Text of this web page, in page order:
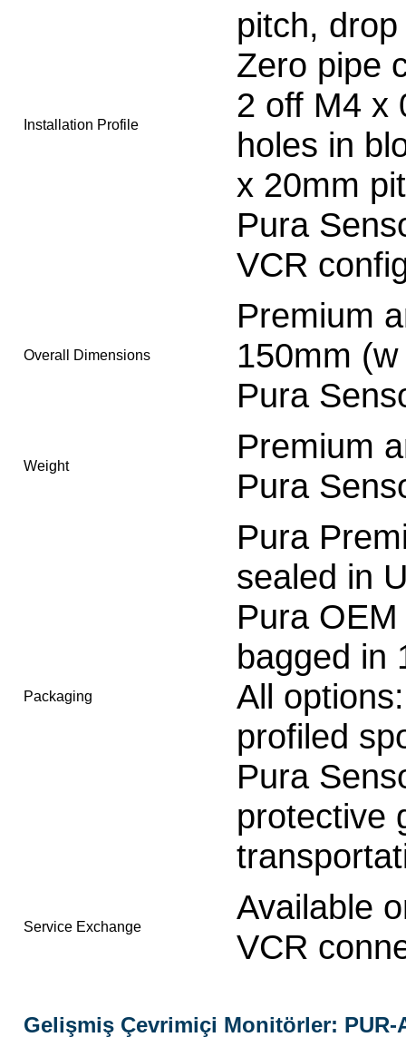
Installation Profile
pitch,
Zero pipe
2 off M4 x
holes in
x 20mm
Pura
VCR
Overall Dimensions
Premium
150mm
Pura
Weight
Premium
Pura
Packaging
Pura
sealed in
Pura
bagged in
All
profiled
Pura
protective
Service Exchange
Available
VCR
Gelişmiş Çevrimiçi Monitörler: PUR-